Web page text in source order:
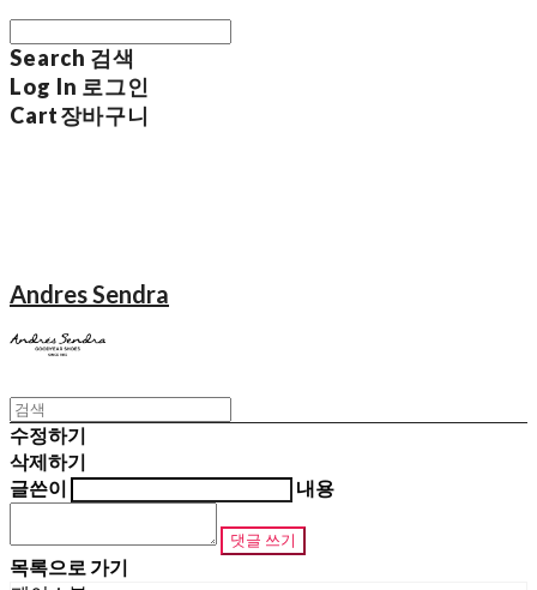
Search 검색
Log In 로그인
Cart장바구니
Andres Sendra
수정하기
삭제하기
글쓴이
내용
댓글 쓰기
목록으로 가기